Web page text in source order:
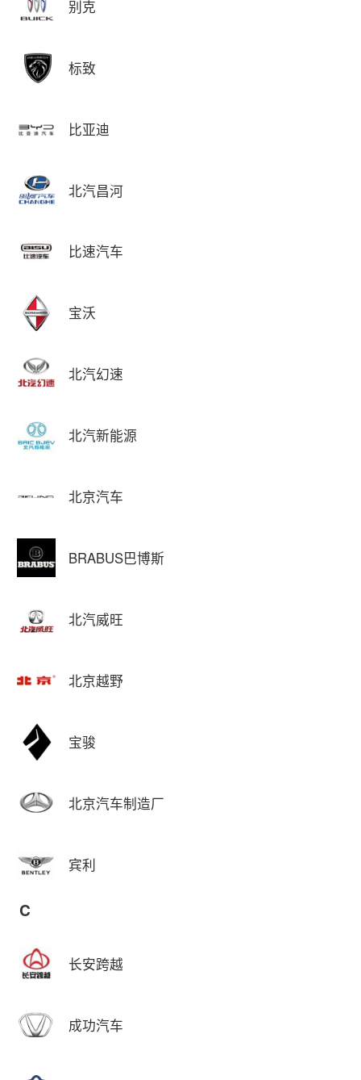
别克
标致
比亚迪
北汽昌河
比速汽车
宝沃
北汽幻速
北汽新能源
北京汽车
BRABUS巴博斯
北汽威旺
北京越野
宝骏
北京汽车制造厂
宾利
C
长安跨越
成功汽车